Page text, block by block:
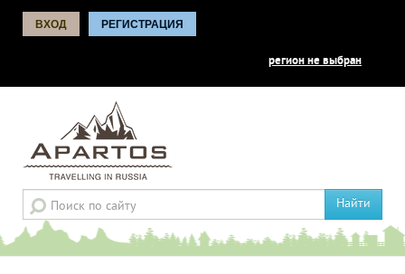
ВХОД РЕГИСТРАЦИЯ
регион не выбран
Найти